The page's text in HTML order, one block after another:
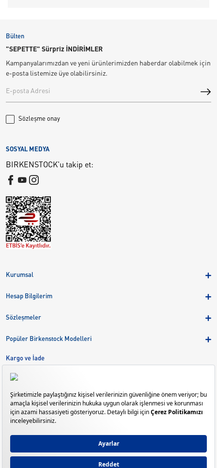
Bülten
"SEPETTE" Sürpriz İNDİRİMLER
Kampanyalarımızdan ve yeni ürünlerimizden haberdar olabilmek için
e-posta listemize üye olabilirsiniz.
Sözleşme onay
Kurumsal
Birkenstock Group
Kariyer
Hesap Bilgilerim
Sipariş Takibi
Sözleşmeler
Kargo ve İade
Çerez Tercihlerini Yönetin
Popüler Birkenstock Modelleri
Gizeh
Mayari
Madrid
Kargo ve İade
Bize Ulaşın
SOSYAL MEDYA
BIRKENSTOCK'u takip et: